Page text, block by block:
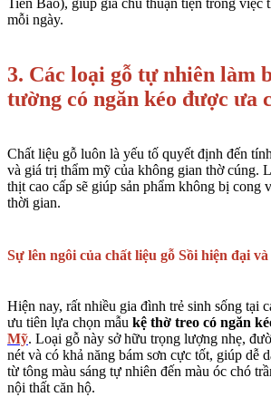
Tiến Bảo), giúp gia chủ thuận tiện trong việc
mỗi ngày.
3. Các loại gỗ tự nhiên làm
tường có ngăn kéo được ưa
Chất liệu gỗ luôn là yếu tố quyết định đến
và giá trị thẩm mỹ của không gian thờ cúng.
thịt cao cấp sẽ giúp sản phẩm không bị cong
thời gian.
Sự lên ngôi của chất liệu gỗ Sồi hiện đại
Hiện nay, rất nhiều gia đình trẻ sinh sống tại
ưu tiên lựa chọn mẫu kệ thờ treo có ngăn
Mỹ. Loại gỗ này sở hữu trọng lượng nhẹ,
nét và có khả năng bám sơn cực tốt, giúp dễ
từ tông màu sáng tự nhiên đến màu óc chó
nội thất căn hộ.